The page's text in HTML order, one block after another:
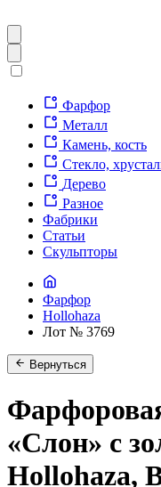
Фарфор
Металл
Камень, кость
Стекло,
Дерево
Разное
Фабрики
Статьи
Скульпторы
Фарфор
Hollohaza
Лот № 3769
Вернуться
«Слон» с
Hollohaza,